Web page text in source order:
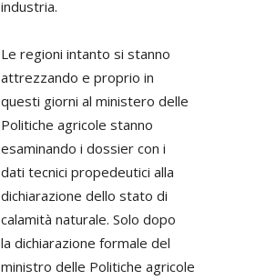
industria.
Le regioni intanto si stanno
attrezzando e proprio in
questi giorni al ministero delle
Politiche agricole stanno
esaminando i dossier con i
dati tecnici propedeutici alla
dichiarazione dello stato di
calamità naturale. Solo dopo
la dichiarazione formale del
ministro delle Politiche agricole